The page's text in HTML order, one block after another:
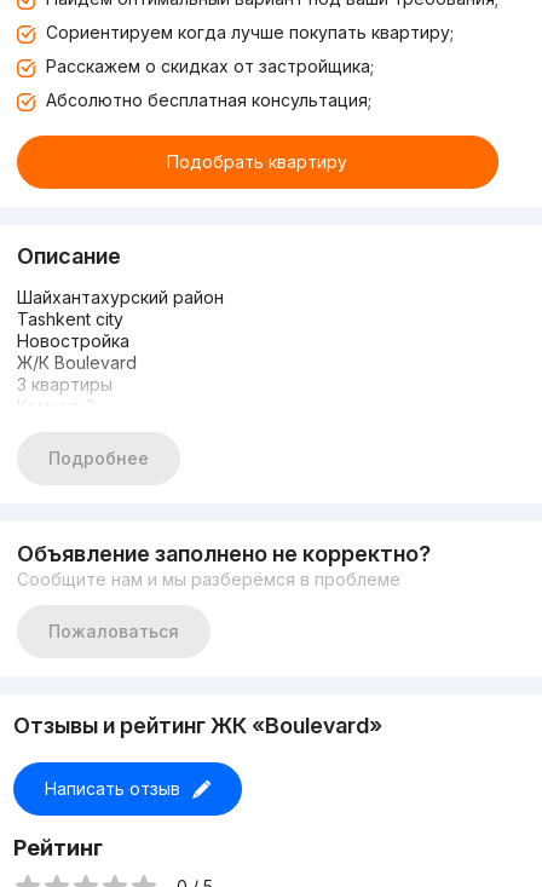
Сориентируем когда лучше покупать квартиру;
Расскажем о скидках от застройщика;
Абсолютно бесплатная консультация;
Подобрать квартиру
Описание
Шайхантахурский район
Tashkent city
Новостройка
Ж/К Boulevard
3 квартиры
Комнат-2
Этажность-7
Площадь-68 кв.м
Этаж-6
Этажность-7
Плошадь-87 кВ.м / 252 500$
Подробнее
Объявление заполнено не корректно?
Сообщите нам и мы разберёмся в проблеме
Пожаловаться
Отзывы и рейтинг ЖК «Boulevard»
Написать отзыв
Рейтинг